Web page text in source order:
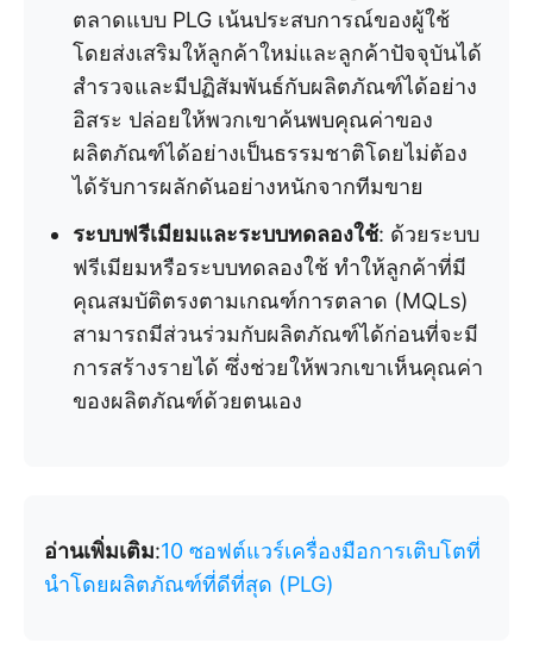
ตลาดแบบ PLG เน้นประสบการณ์ของผู้ใช้
โดยส่งเสริมให้ลูกค้าใหม่และลูกค้าปัจจุบันได้
สำรวจและมีปฏิสัมพันธ์กับผลิตภัณฑ์ได้อย่าง
อิสระ ปล่อยให้พวกเขาค้นพบคุณค่าของ
ผลิตภัณฑ์ได้อย่างเป็นธรรมชาติโดยไม่ต้อง
ได้รับการผลักดันอย่างหนักจากทีมขาย
ระบบฟรีเมียมและระบบทดลองใช้: ด้วยระบบ
ฟรีเมียมหรือระบบทดลองใช้ ทำให้ลูกค้าที่มี
คุณสมบัติตรงตามเกณฑ์การตลาด (MQLs)
สามารถมีส่วนร่วมกับผลิตภัณฑ์ได้ก่อนที่จะมี
การสร้างรายได้ ซึ่งช่วยให้พวกเขาเห็นคุณค่า
ของผลิตภัณฑ์ด้วยตนเอง
อ่านเพิ่มเติม:10 ซอฟต์แวร์เครื่องมือการเติบโตที่
นำโดยผลิตภัณฑ์ที่ดีที่สุด (PLG)